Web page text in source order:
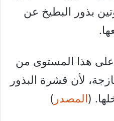
بذور البطيخ عن
هذا المستوى من
لأن قشرة البذور
(المصدر )